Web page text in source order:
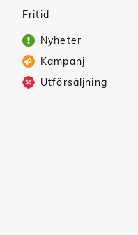
Fritid
Nyheter
Kampanj
Utförsäljning